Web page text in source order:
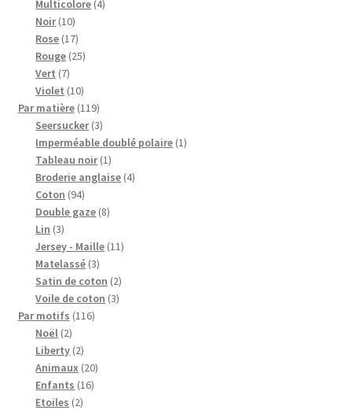
Multicolore 44
Noir 1010
produits
Rose 1717
produits
Rouge 2525
Vert 77
produits
Violet 1010
produits
Par matière 119119
produits
Seersucker 33
produits
Imperméable doublé polaire 11
Tableau noir 11
produit
Broderie anglaise 44
Coton 9494
produits
Double gaze 88
Lin 33
produits
Jersey - Maille 1111
Matelassé 33
produits
Satin de coton 22
produits
Voile de coton 33
Par motifs 116116
Noël 22
produits
Liberty 22
produits
Animaux 2020
Enfants 1616
Etoiles 22